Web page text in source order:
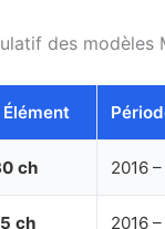
des modèles
ch 2016
ch 2016